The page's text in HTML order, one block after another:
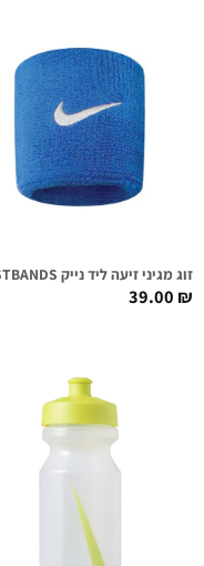
זוג מגיני זיעה ליד נייק NIKE SWOOSH WRISTBANDS כחול
39.00₪